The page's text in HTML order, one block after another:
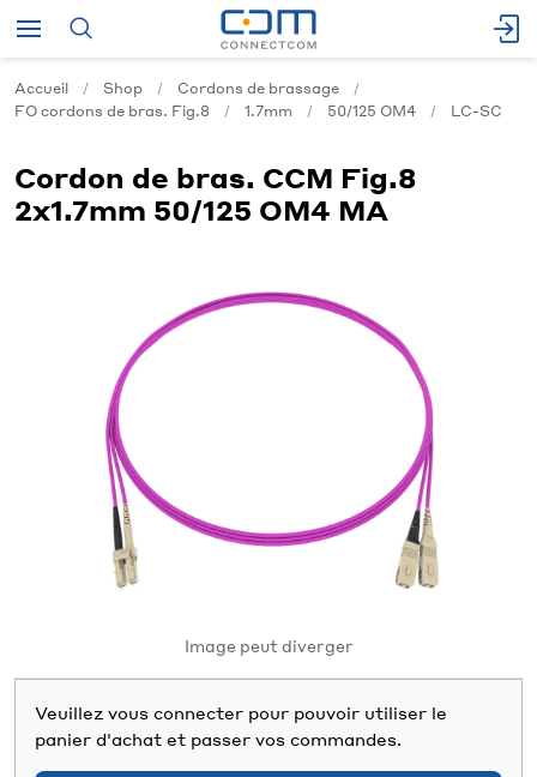
Accueil Shop
Cordons de brassage
FO cordons de bras. Fig.8
1.7mm 50/125 OM4 LC-SC
Cordon de bras. CCM Fig.8
2x1.7mm 50/125 OM4 MA
Image peut diverger
Veuillez vous connecter pour pouvoir utiliser le
panier d'achat et passer vos commandes.